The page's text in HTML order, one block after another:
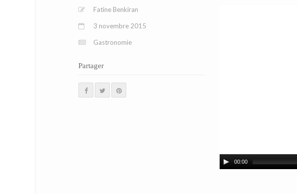
Fatine Benkiran
3 novembre 2015
Gastronomie
Partager
00:00